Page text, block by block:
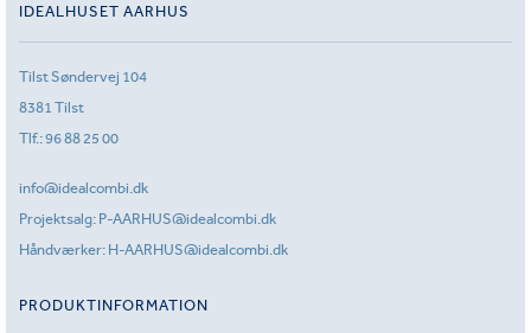
IDEALHUSET AARHUS
Tilst Søndervej 104
8381 Tilst
Tlf.:96 88 25 00
info@idealcombi.dk
Projektsalg: P-AARHUS@idealcombi.dk
Håndværker: H-AARHUS@idealcombi.dk
PRODUKTINFORMATION